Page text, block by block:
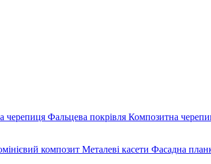
черепиця Фальцева покрівля Композитна
композит Металеві касети Фасадна